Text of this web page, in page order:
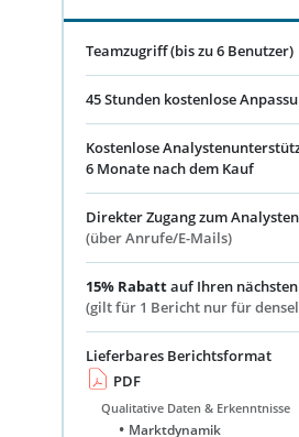
Teamzugriff (bis zu 6 Benutzer)
45 Stunden kostenlose
Kostenlose
6 Monate nach dem Kauf
Direkter Zugang zum
(über Anrufe/E-Mails)
15% Rabattauf Ihren
(gilt für 1 Bericht nur für
Lieferbares Berichtsformat
PDF
Qualitative Daten & Erkenntnisse
Marktdynamik